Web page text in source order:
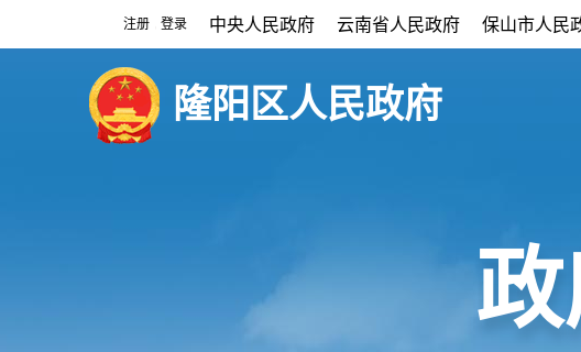
注册 登录 中央人民政府 云南省人民政府 保山市人民
隆阳区人民政府